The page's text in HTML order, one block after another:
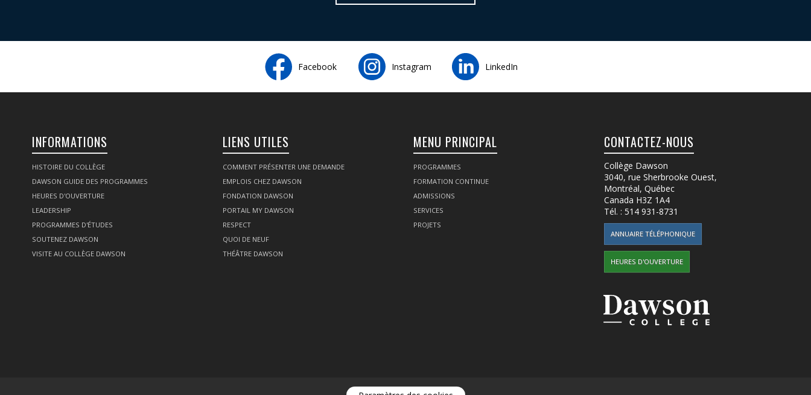
Facebook Instagram LinkedIn
INFORMATIONS
HISTOIRE DU COLLÈGE
DAWSON GUIDE DES PROGRAMMES
HEURES D'OUVERTURE
LEADERSHIP
PROGRAMMES D'ÉTUDES
SOUTENEZ DAWSON
VISITE AU COLLÈGE DAWSON
LIENS UTILES
COMMENT PRÉSENTER UNE DEMANDE
EMPLOIS CHEZ DAWSON
FONDATION DAWSON
PORTAIL MY DAWSON
RESPECT
QUOI DE NEUF
THÉÂTRE DAWSON
MENU PRINCIPAL
PROGRAMMES
FORMATION CONTINUE
ADMISSIONS
SERVICES
PROJETS
CONTACTEZ-NOUS
Collège Dawson
3040, rue Sherbrooke Ouest,
Montréal, Québec
Canada H3Z 1A4
Tél. : 514 931-8731
ANNUAIRE TÉLÉPHONIQUE
HEURES D'OUVERTURE